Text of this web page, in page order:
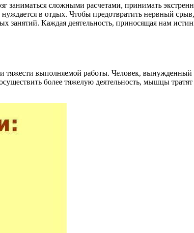
заниматься сложными расчетами, принимать
нуждается в отдых. Чтобы предотвратить нервный
занятий. Каждая деятельность, приносящая нам
тяжести выполняемой работы. Человек,
более тяжелую деятельность, мышцы